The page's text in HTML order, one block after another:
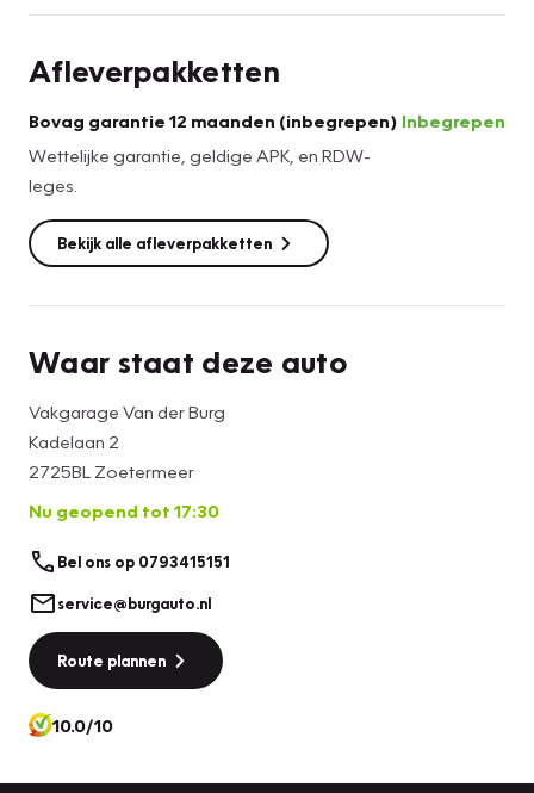
Afleverpakketten
Bovag garantie 12 maanden (inbegrepen)
Wettelijke garantie, geldige APK, en RDW-
leges.
Inbegrepen
Bekijk alle afleverpakketten
Waar staat deze auto
Vakgarage Van der Burg
Kadelaan 2
2725BL Zoetermeer
Nu geopend tot 17:30
Bel ons op 0793415151
service@burgauto.nl
Route plannen
10.0/10